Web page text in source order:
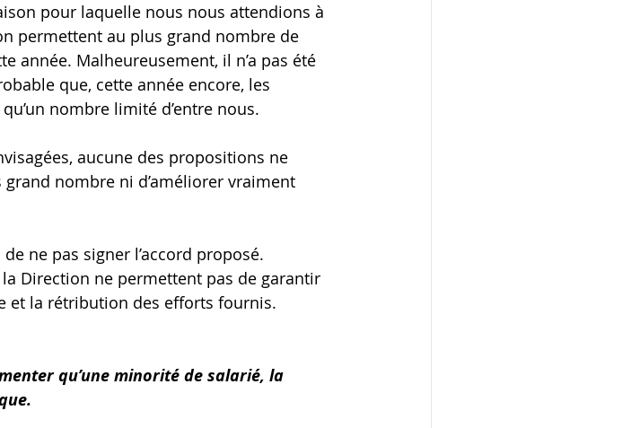
pour laquelle nous nous attendions à
permettent au plus grand nombre de
année. Malheureusement, il n’a pas été
que, cette année encore, les
nombre limité d’entre nous.
aucune des propositions ne
nombre ni d’améliorer vraiment
ne pas signer l’accord proposé.
Direction ne permettent pas de garantir
et la rétribution des efforts fournis.
qu’une minorité de salarié, la